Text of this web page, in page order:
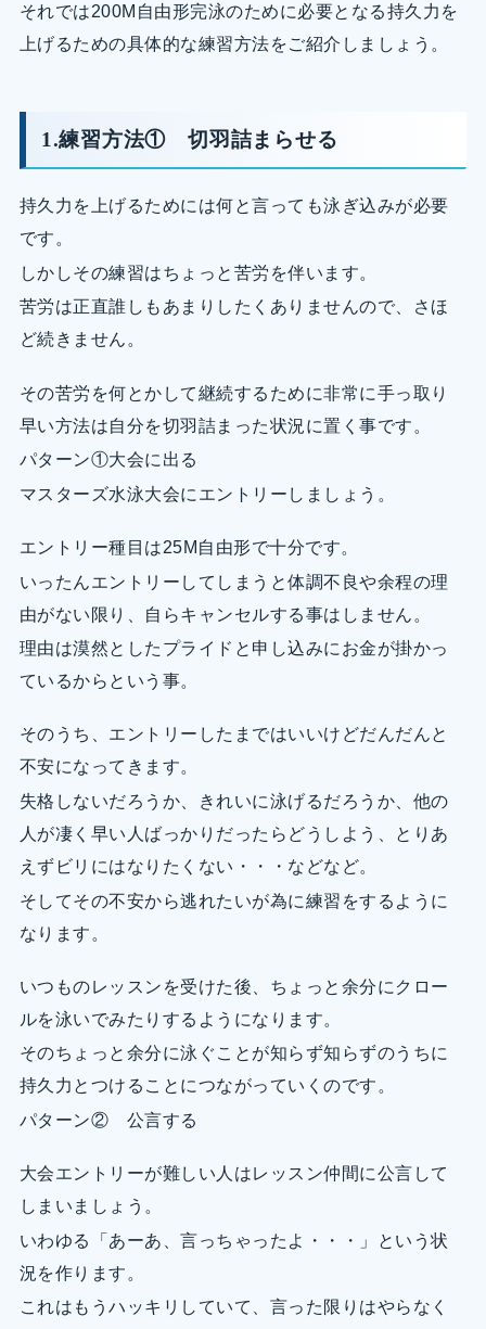
それでは200M自由形完泳のために必要となる持久力を
上げるための具体的な練習方法をご紹介しましょう。
1.練習方法① 切羽詰まらせる
持久力を上げるためには何と言っても泳ぎ込みが必要
です。
しかしその練習はちょっと苦労を伴います。
苦労は正直誰しもあまりしたくありませんので、さほ
ど続きません。
その苦労を何とかして継続するために非常に手っ取り
早い方法は自分を切羽詰まった状況に置く事です。
パターン①大会に出る
マスターズ水泳大会にエントリーしましょう。
エントリー種目は25M自由形で十分です。
いったんエントリーしてしまうと体調不良や余程の理
由がない限り、自らキャンセルする事はしません。
理由は漠然としたプライドと申し込みにお金が掛かっ
ているからという事。
そのうち、エントリーしたまではいいけどだんだんと
不安になってきます。
失格しないだろうか、きれいに泳げるだろうか、他の
人が凄く早い人ばっかりだったらどうしよう、とりあ
えずビリにはなりたくない・・・などなど。
そしてその不安から逃れたいが為に練習をするように
なります。
いつものレッスンを受けた後、ちょっと余分にクロー
ルを泳いでみたりするようになります。
そのちょっと余分に泳ぐことが知らず知らずのうちに
持久力とつけることにつながっていくのです。
パターン② 公言する
大会エントリーが難しい人はレッスン仲間に公言して
しまいましょう。
いわゆる「あーあ、言っちゃったよ・・・」という状
況を作ります。
これはもうハッキリしていて、言った限りはやらなく